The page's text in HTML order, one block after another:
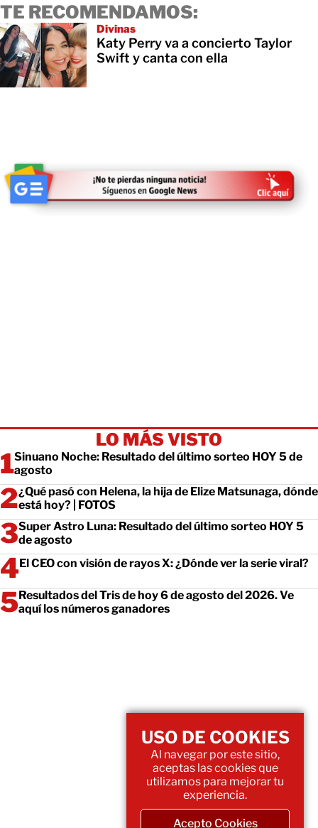
TE RECOMENDAMOS:
Divinas
Katy Perry va a concierto Taylor
Swift y canta con ella
LO MÁS VISTO
Sinuano Noche: Resultado del último sorteo HOY 5 de
agosto
¿Qué pasó con Helena, la hija de Elize Matsunaga, dónde
está hoy? | FOTOS
Super Astro Luna: Resultado del último sorteo HOY 5
de agosto
El CEO con visión de rayos X: ¿Dónde ver la serie viral?
Resultados del Tris de hoy 6 de agosto del 2026. Ve
aquí los números ganadores
USO DE COOKIES
Al navegar por este sitio,
aceptas las cookies que
utilizamos para mejorar tu
experiencia.
Acepto Cookies